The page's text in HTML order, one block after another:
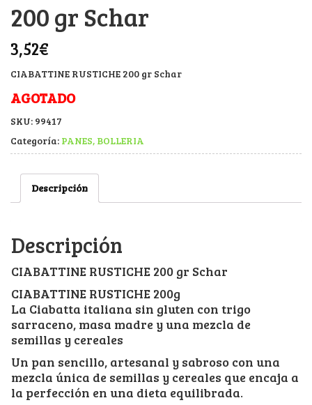
200 gr Schar
3,52€
CIABATTINE RUSTICHE 200 gr Schar
AGOTADO
SKU: 99417
Categoría: PANES, BOLLERIA
Descripción
Descripción
CIABATTINE RUSTICHE 200 gr Schar
CIABATTINE RUSTICHE 200g
La Ciabatta italiana sin gluten con trigo
sarraceno, masa madre y una mezcla de
semillas y cereales
Un pan sencillo, artesanal y sabroso con una
mezcla única de semillas y cereales que encaja a
la perfección en una dieta equilibrada.